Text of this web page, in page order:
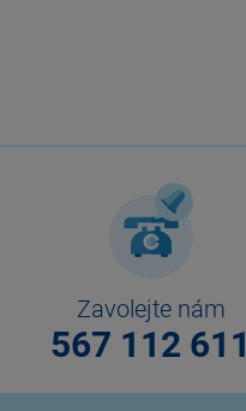
Zavolejte nám
567 112 611